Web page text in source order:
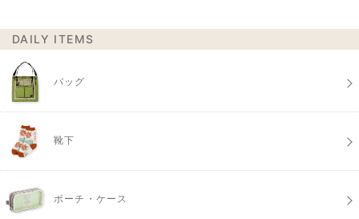
DAILY ITEMS
バッグ
靴下
ポーチ・ケース